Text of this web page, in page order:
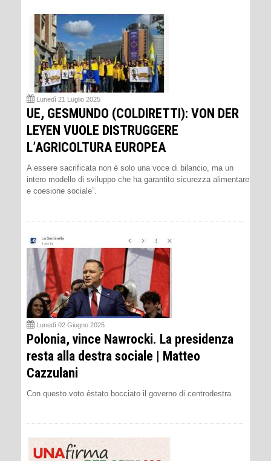
Lunedì 21 Luglio 2025
UE, GESMUNDO (COLDIRETTI): VON DER
LEYEN VUOLE DISTRUGGERE
L’AGRICOLTURA EUROPEA
A essere sacrificata non è solo una voce di bilancio, ma un
intero modello di sviluppo che ha garantito sicurezza alimentare
e coesione sociale”.
Lunedì 02 Giugno 2025
Polonia, vince Nawrocki. La presidenza
resta alla destra sociale | Matteo
Cazzulani
Con questo voto èstato bocciato il governo di centrodestra